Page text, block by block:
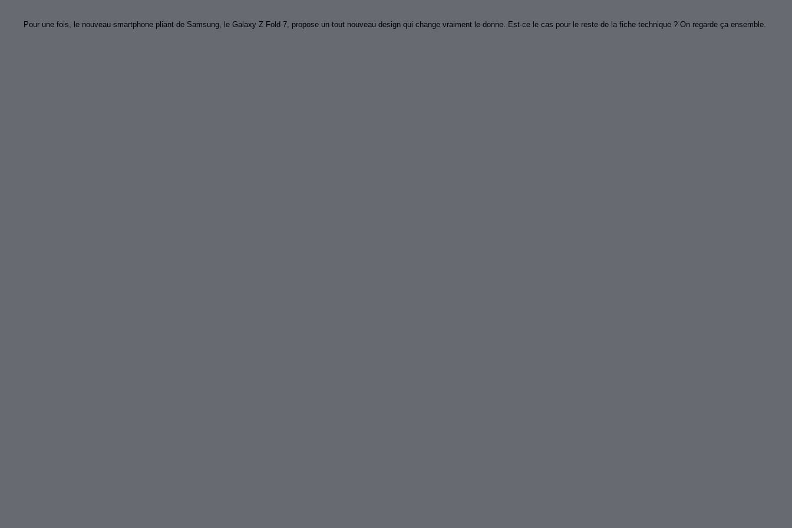
Pour une fois, le nouveau smartphone pliant de Samsung, le Galaxy Z Fold 7, propose un tout nouveau design qui change vraiment le donne. Est-ce le cas pour le reste de la fiche technique ? On regarde ça ensemble.